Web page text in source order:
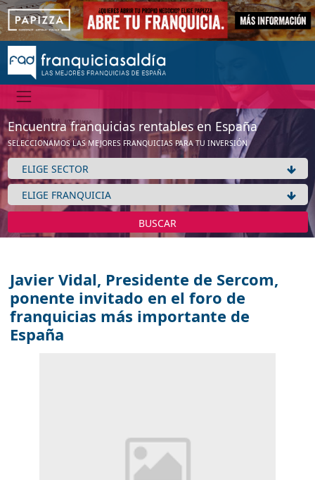
Encuentra franquicias rentables en España
SELECCIONAMOS LAS MEJORES FRANQUICIAS PARA TU INVERSIÓN
BUSCAR
Javier Vidal, Presidente de Sercom,
ponente invitado en el foro de
franquicias más importante de
España